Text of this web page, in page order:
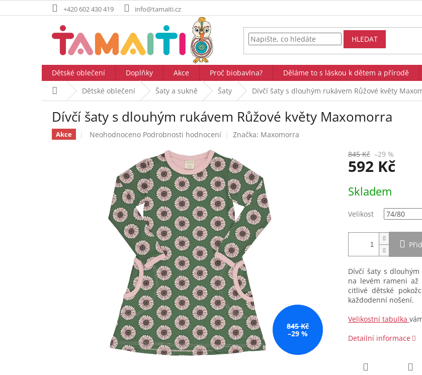
na
+420 602 430 419 info@tamaiti.cz
HLEDAT
Dětské oblečení Doplňky Akce Proč biobavlna? Děláme to s láskou k dětem a přírodě
Domů Dětské oblečení Šaty a sukně Šaty Dívčí šaty s dlouhým rukávem Růžové květy
Dívčí šaty s dlouhým rukávem Růžové květy Maxomorra
Akce
Průměrné
hvězdiček.
Neohodnoceno Podrobnosti hodnocení Značka: Maxomorra
845 Kč
–29 %
845 Kč –29 %
592 Kč
cena:
Skladem
Velikost
Dívčí šaty s
na levém rameni až
citlivé dětské
každodenní nošení.
Velikostní tabulka
Detailní informace